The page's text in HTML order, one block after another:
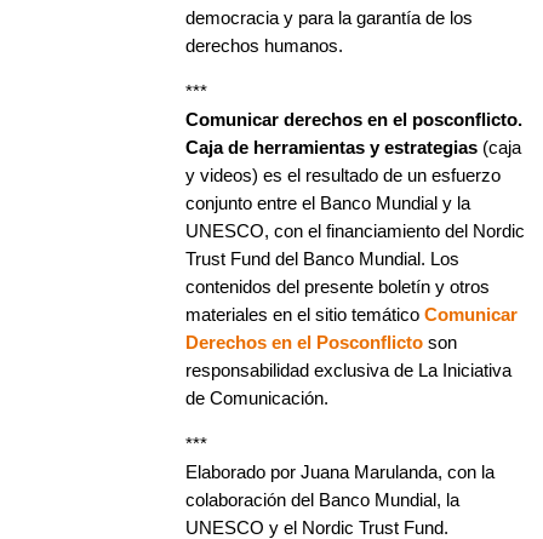
democracia y para la garantía de los
derechos humanos.
***
Comunicar derechos en el posconflicto.
Caja de herramientas y estrategias (caja
y videos) es el resultado de un esfuerzo
conjunto entre el Banco Mundial y la
UNESCO, con el financiamiento del Nordic
Trust Fund del Banco Mundial. Los
contenidos del presente boletín y otros
materiales en el sitio temático Comunicar
Derechos en el Posconflicto son
responsabilidad exclusiva de La Iniciativa
de Comunicación.
***
Elaborado por Juana Marulanda, con la
colaboración del Banco Mundial, la
UNESCO y el Nordic Trust Fund.